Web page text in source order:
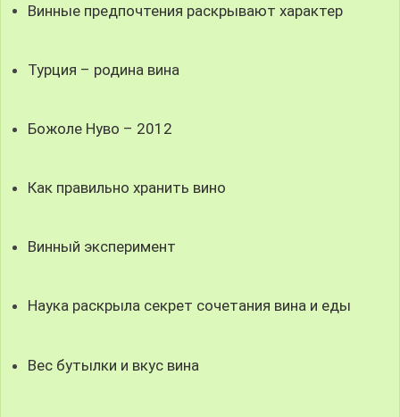
Винные предпочтения раскрывают характер
Турция – родина вина
Божоле Нуво – 2012
Как правильно хранить вино
Винный эксперимент
Наука раскрыла секрет сочетания вина и еды
Вес бутылки и вкус вина